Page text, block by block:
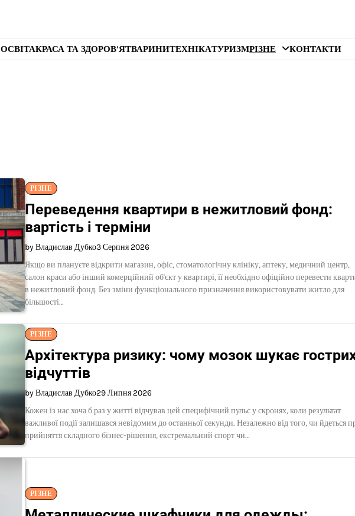
ОСВІТАКРАСА ТА ЗДОРОВ’ЯТВАРИНИТЕХНІКАТУРИЗМРІЗНЕ КОНТАКТИ
РІЗНЕ
Переведення квартири в нежитловий фонд:
вартість і терміни
by Владислав Дубко3 Серпня 2026
Якщо ви плануєте відкрити магазин, офіс, стоматологічну клініку, аптеку, медичний центр,
салон краси або інший комерційний об'єкт у квартирі, її необхідно офіційно перевести
в нежитловий фонд. Без зміни функціонального призначення використовувати житло для
більшості…
РІЗНЕ
Архітектура ризику: чому мозок шукає
відчуттів
by Владислав Дубко29 Липня 2026
Кожен із нас хоча б раз у житті відчував цей специфічний пульс у скронях, коли результат
важливої події залишався невідомим до останньої секунди. Незалежно від того, чи йдеться
прийняття складного бізнес-рішення, екстремальний спорт чи…
РІЗНЕ